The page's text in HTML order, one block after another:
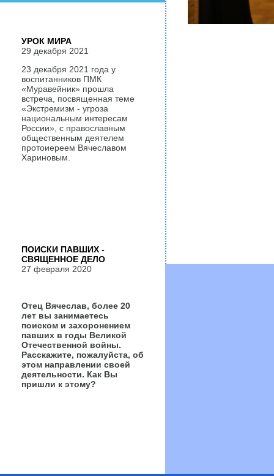
УРОК МИРА
29 декабря 2021
23 декабря 2021 года у
воспитанников ПМК
«Муравейник» прошла
встреча, посвященная теме
«Экстремизм - угроза
национальным интересам
России», с православным
общественным деятелем
протоиереем Вячеславом
Хариновым.
ПОИСКИ ПАВШИХ -
СВЯЩЕННОЕ ДЕЛО
27 февраля 2020
Отец Вячеслав, более 20
лет вы занимаетесь
поиском и захоронением
павших в годы Великой
Отечественной войны.
Расскажите, пожалуйста, об
этом направлении своей
деятельности. Как Вы
пришли к этому?